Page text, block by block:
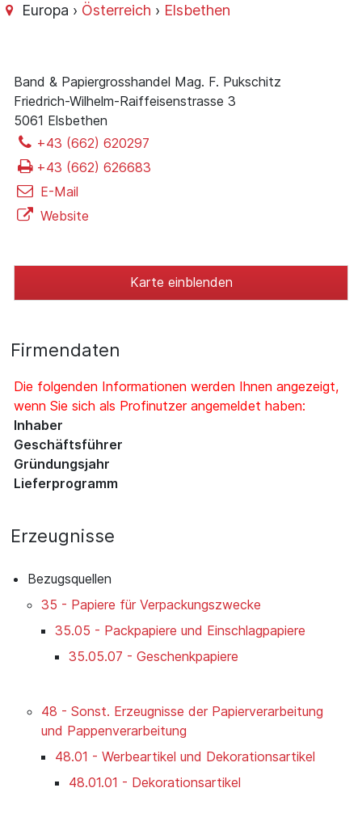
Europa › Österreich › Elsbethen
Band & Papiergrosshandel Mag. F. Pukschitz
Friedrich-Wilhelm-Raiffeisenstrasse 3
5061 Elsbethen
+43 (662) 620297
+43 (662) 626683
E-Mail
Website
Karte einblenden
Firmendaten
Die folgenden Informationen werden Ihnen angezeigt,
wenn Sie sich als Profinutzer angemeldet haben:
Inhaber
Geschäftsführer
Gründungsjahr
Lieferprogramm
Erzeugnisse
Bezugsquellen
35 - Papiere für Verpackungszwecke
35.05 - Packpapiere und Einschlagpapiere
35.05.07 - Geschenkpapiere
48 - Sonst. Erzeugnisse der Papierverarbeitung
und Pappenverarbeitung
48.01 - Werbeartikel und Dekorationsartikel
48.01.01 - Dekorationsartikel